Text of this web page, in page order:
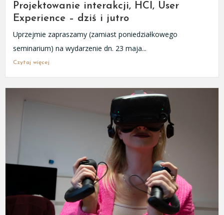
Projektowanie interakcji, HCI, User
Experience – dziś i jutro
Uprzejmie zapraszamy (zamiast poniedziałkowego
seminarium) na wydarzenie dn. 23 maja...
Czytaj więcej